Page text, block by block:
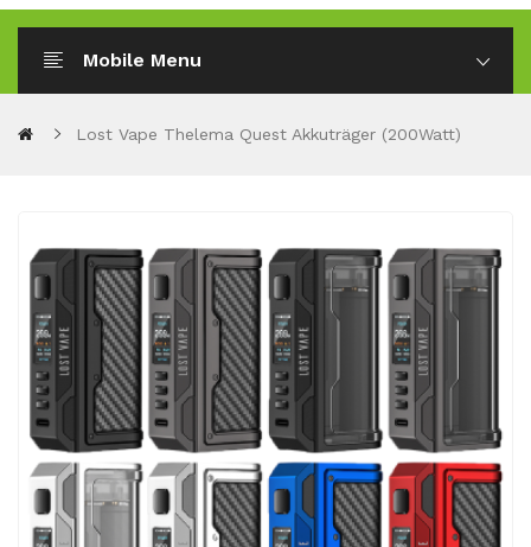
Mobile Menu
Lost Vape Thelema Quest Akkuträger (200Watt)